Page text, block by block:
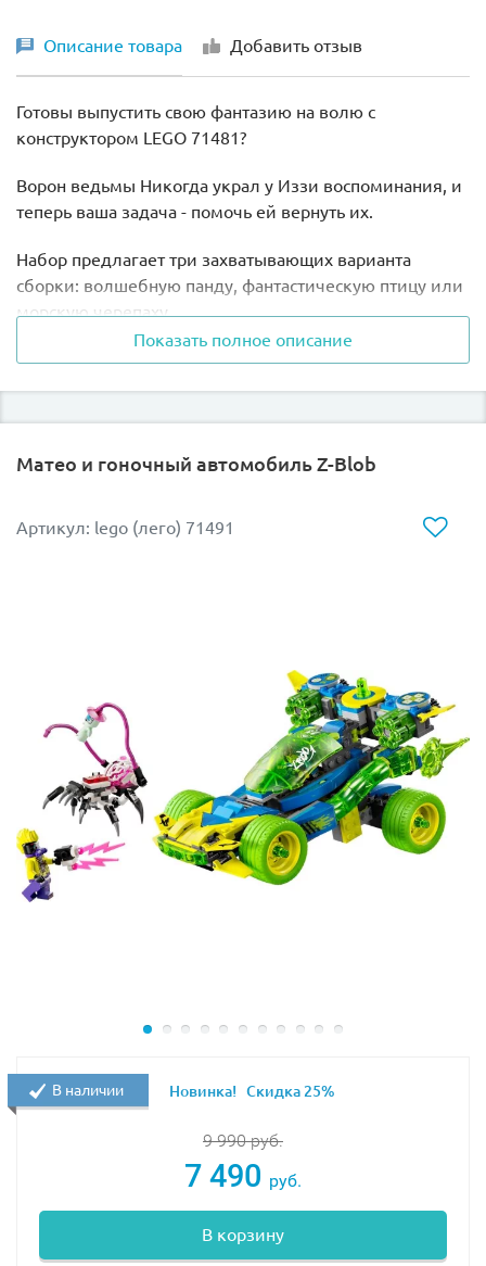
Описание товара Добавить отзыв
Готовы выпустить свою фантазию на волю с
конструктором LEGO 71481?
Ворон ведьмы Никогда украл у Иззи воспоминания, и
теперь ваша задача - помочь ей вернуть их.
Набор предлагает три захватывающих варианта
сборки: волшебную панду, фантастическую птицу или
морскую черепаху.
Представьте, как панда преследует ворона на суше,
её злой двойник Диззи.
воображение и творческие способности!
Показать полное описание
Матео и гоночный автомобиль Z-Blob
Артикул: lego (лего) 71491
9 990руб.
7 490 руб.
В корзину
В наличии Новинка! Скидка 25%